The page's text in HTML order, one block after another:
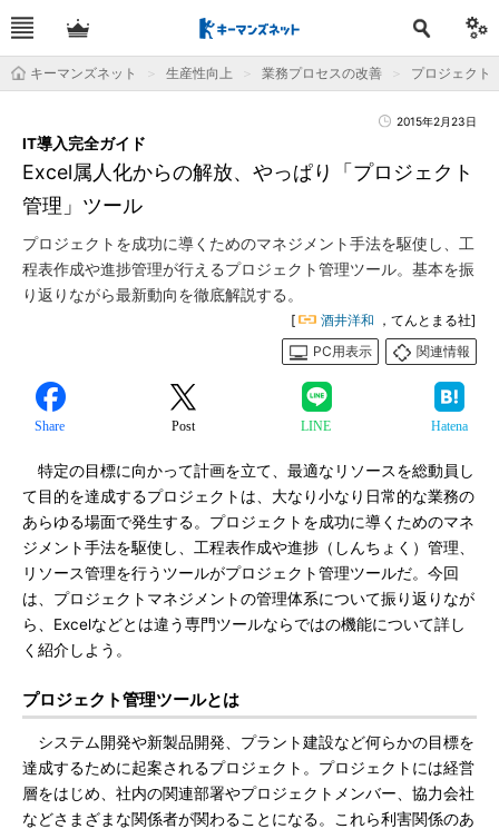
キーマンズネット 生産性向上 業務プロセスの改善 プロジェクト
2015年2月23日
Excel属人化からの解放、やっぱり「プロジェクト
管理」ツール
IT導入完全ガイド
プロジェクトを成功に導くためのマネジメント手法を駆使し、工
程表作成や進捗管理が行えるプロジェクト管理ツール。基本を振
り返りながら最新動向を徹底解説する。
[ 酒井洋和 ，てんとまる社]
PC用表示
関連情報
Share Post LINE Hatena
特定の目標に向かって計画を立て、最適なリソースを総動員し
て目的を達成するプロジェクトは、大なり小なり日常的な業務の
あらゆる場面で発生する。プロジェクトを成功に導くためのマネ
ジメント手法を駆使し、工程表作成や進捗（しんちょく）管理、
リソース管理を行うツールがプロジェクト管理ツールだ。今回
は、プロジェクトマネジメントの管理体系について振り返りなが
ら、Excelなどとは違う専門ツールならではの機能について詳し
く紹介しよう。
プロジェクト管理ツールとは
システム開発や新製品開発、プラント建設など何らかの目標を
達成するために起案されるプロジェクト。プロジェクトには経営
層をはじめ、社内の関連部署やプロジェクトメンバー、協力会社
などさまざまな関係者が関わることになる。これら利害関係のあ